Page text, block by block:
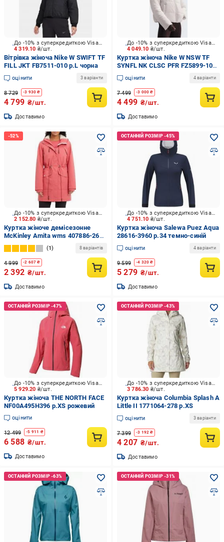
4 319.10 ₴/шт.
До -10% з суперкредиткою Visa Вигода
Вітрівка жіноча Nike W SWIFT TF
FILL JKT FB7511-010 р.L чорна
оцінити 3 варіанти
8 729 -3 930 ₴
4 799 ₴/шт.
Доставимо
4 049.10 ₴/шт.
До -10% з суперкредиткою Visa Вигода
Куртка жіноча Nike W NSW TF
SYNFL NK CLSC PFR FZ5899-104
р.XL біла
оцінити 4 варіанти
7 499 -3 000 ₴
4 499 ₴/шт.
Доставимо
2 152.80 ₴/шт.
До -10% з суперкредиткою Visa Вигода
Куртка жіноче демісезонне
McKinley Amita wms 407886-265
р.S червоне
1 8 варіантів
4 999 -2 607 ₴
2 392 ₴/шт.
Доставимо
4 751.10 ₴/шт.
До -10% з суперкредиткою Visa Вигода
Куртка жіноча Salewa Puez Aqua
28616-3960 р.34 темно-синій
оцінити 4 варіанти
9 599 -4 320 ₴
5 279 ₴/шт.
Доставимо
5 929.20 ₴/шт.
До -10% з суперкредиткою Visa Вигода
Куртка жіноча THE NORTH FACE
NF00A495H396 р.XS рожевий
оцінити
12 499 -5 911 ₴
6 588 ₴/шт.
Доставимо
3 786.30 ₴/шт.
До -10% з суперкредиткою Visa Вигода
Куртка жіноча Columbia Splash A
Little II 1771064-278 р.XS
оцінити 3 варіанти
7 399 -3 192 ₴
4 207 ₴/шт.
Доставимо